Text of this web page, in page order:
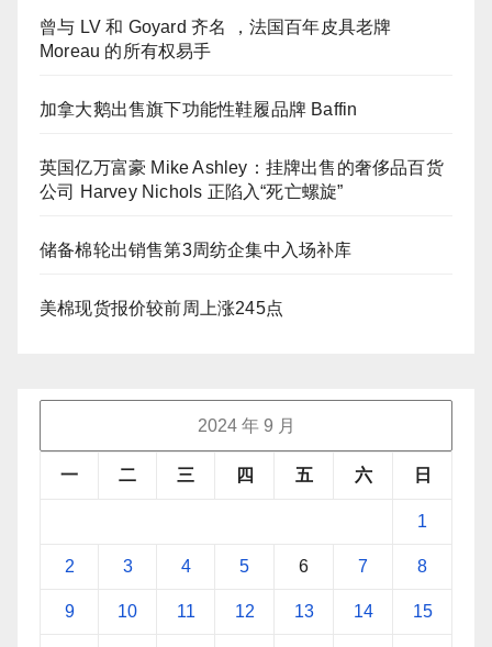
曾与 LV 和 Goyard 齐名 ，法国百年皮具老牌
Moreau 的所有权易手
加拿大鹅出售旗下功能性鞋履品牌 Baffin
英国亿万富豪 Mike Ashley：挂牌出售的奢侈品百货
公司 Harvey Nichols 正陷入“死亡螺旋”
储备棉轮出销售第3周纺企集中入场补库
美棉现货报价较前周上涨245点
2024 年 9 月
一 二 三 四 五 六 日
1
2 3 4 5 6 7 8
9 10 11 12 13 14 15